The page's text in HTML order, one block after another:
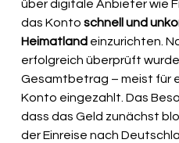
über digitale Anbieter wie
das Konto schnell und
Heimatland einzurichten.
erfolgreich überprüft
Gesamtbetrag – meist für
Konto eingezahlt. Das
dass das Geld zunächst
der Einreise nach